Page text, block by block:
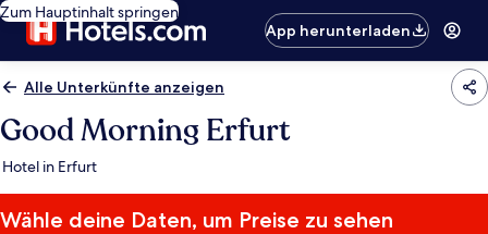
Zum Hauptinhalt springen
App herunterladen
Alle Unterkünfte anzeigen
Good Morning Erfurt
Hotel in Erfurt
Wähle deine Daten, um Preise zu sehen